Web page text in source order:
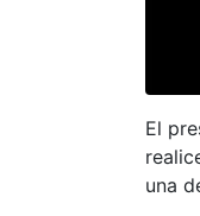
El
una